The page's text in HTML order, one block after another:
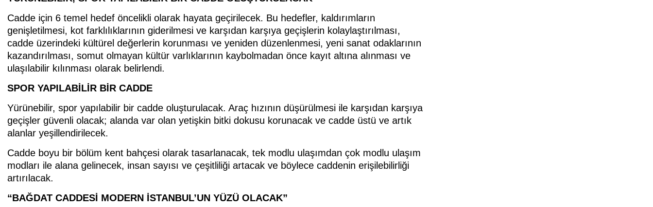
Cadde için 6 temel hedef öncelikli olarak hayata geçirilecek. Bu hedefler, kaldırımların
genişletilmesi, kot farklılıklarının giderilmesi ve karşıdan karşıya geçişlerin kolaylaştırılması,
cadde üzerindeki kültürel değerlerin korunması ve yeniden düzenlenmesi, yeni sanat odaklarının
kazandırılması, somut olmayan kültür varlıklarının kaybolmadan önce kayıt altına alınması ve
ulaşılabilir kılınması olarak belirlendi.
SPOR YAPILABİLİR BİR CADDE
Yürünebilir, spor yapılabilir bir cadde oluşturulacak. Araç hızının düşürülmesi ile karşıdan karşıya
geçişler güvenli olacak; alanda var olan yetişkin bitki dokusu korunacak ve cadde üstü ve artık
alanlar yeşillendirilecek.
Cadde boyu bir bölüm kent bahçesi olarak tasarlanacak, tek modlu ulaşımdan çok modlu ulaşım
modları ile alana gelinecek, insan sayısı ve çeşitliliği artacak ve böylece caddenin erişilebilirliği
artırılacak.
“BAĞDAT CADDESİ MODERN İSTANBUL’UN YÜZÜ OLACAK”